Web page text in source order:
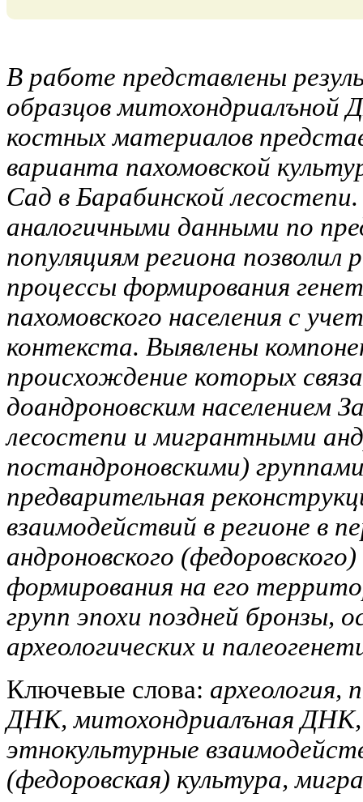
В работе представлены
образцов митохондриалъной
костных материалов
варианта пахомовской
Сад в Барабинской
аналогичными данными по
популяциям региона позволил
процессы формирования
пахомовского населения с
контекста. Выявлены
происхождение которых
доандроновским населением
лесостепи и мигрантными
постандроновскими)
предварительная
взаимодействий в регионе в
андроновского (федоровского)
формирования на его
групп эпохи поздней бронзы,
археологических и
Ключевые слова: археология,
ДНК, митохондриалъная ДНК,
этнокультурные
(федоровская) культура,